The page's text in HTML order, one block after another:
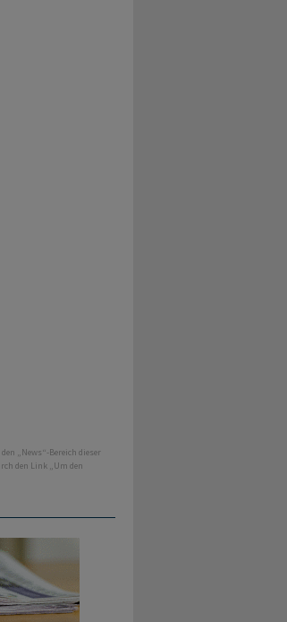
„News“-Bereich dieser
den Link „Um den